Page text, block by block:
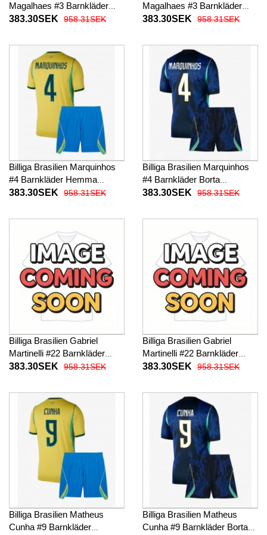
Magalhaes #3 Barnkläder
Hemma fotbollskläder till
Korta byxor)
383.30SEK 958.31SEK
Magalhaes #3 Barnkläder
Borta fotbollskläder till baby
byxor)
383.30SEK 958.31SEK
Billiga Brasilien Marquinhos
#4 Barnkläder Hemma
fotbollskläder till baby VM
byxor)
383.30SEK 958.31SEK
Billiga Brasilien Marquinhos
#4 Barnkläder Borta
fotbollskläder till baby VM
byxor)
383.30SEK 958.31SEK
Billiga Brasilien Gabriel
Martinelli #22 Barnkläder
Hemma fotbollskläder till
Korta byxor)
383.30SEK 958.31SEK
Billiga Brasilien Gabriel
Martinelli #22 Barnkläder
Borta fotbollskläder till baby
byxor)
383.30SEK 958.31SEK
Billiga Brasilien Matheus
Cunha #9 Barnkläder
Billiga Brasilien Matheus
Cunha #9 Barnkläder Borta